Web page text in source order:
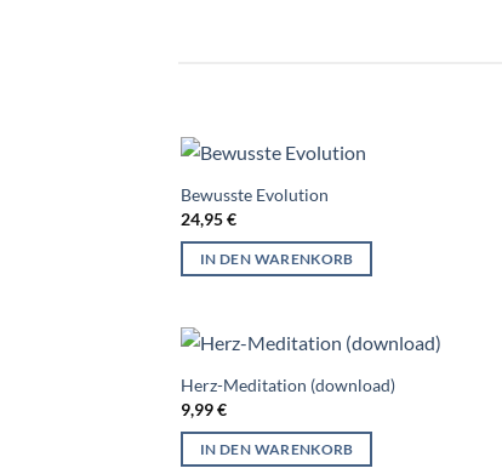
Bewusste Evolution
24,95€
IN DEN WARENKORB
Herz-Meditation (download)
9,99€
IN DEN WARENKORB